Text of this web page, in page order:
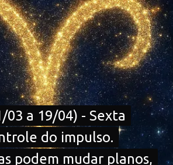
03 a 19/04) - Sexta
do impulso.
podem mudar planos,
03 a 19/04) - Sexta
do impulso.
podem mudar planos,